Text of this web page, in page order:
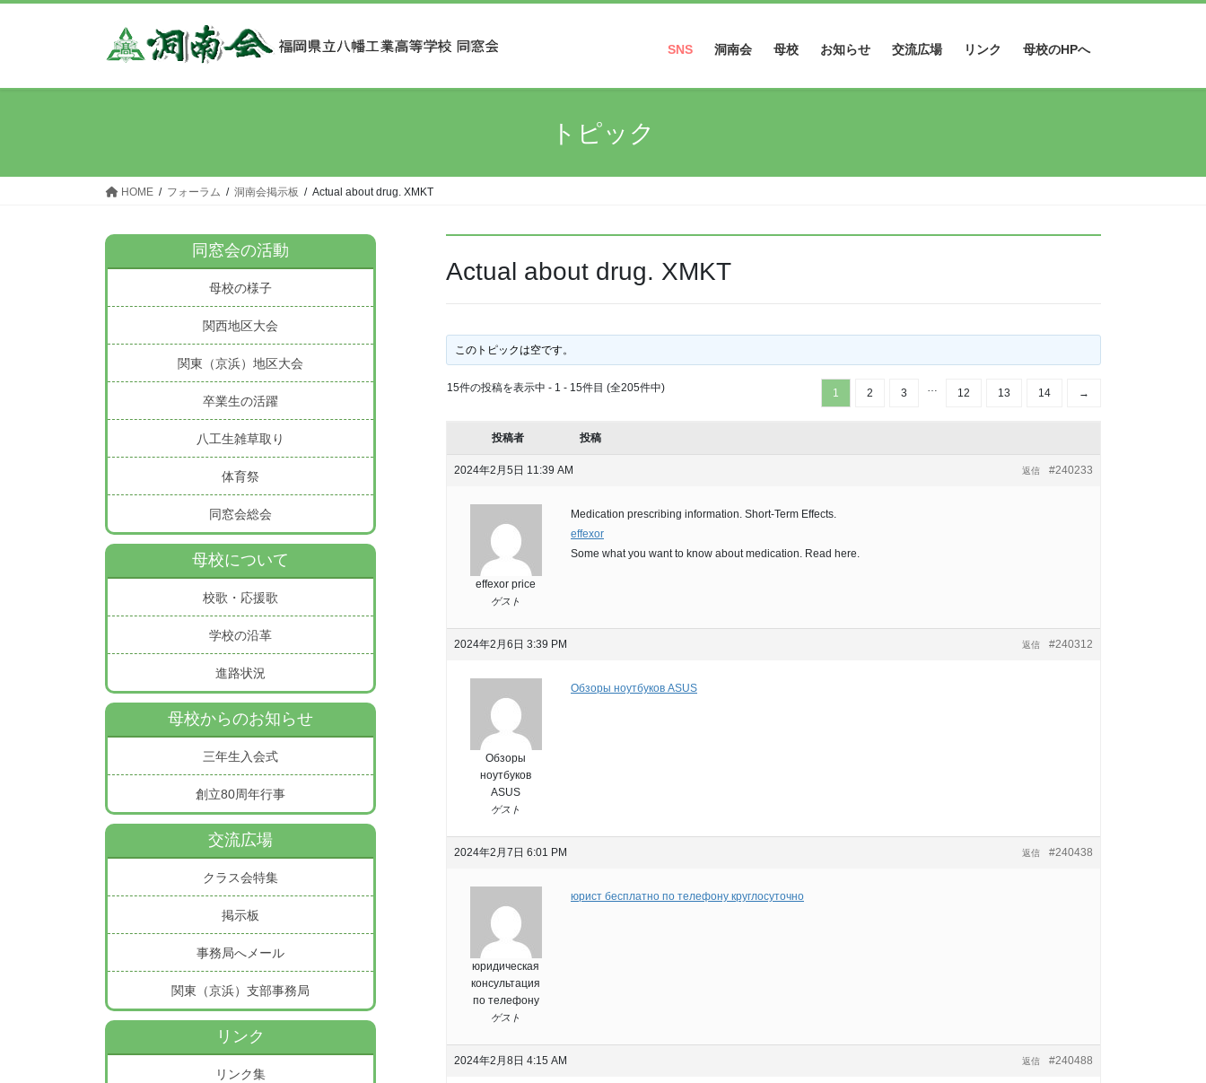
ッ
移
SNS
Facebook
Instagram
洞南会 母校 お知らせ 交流広場 リンク 母校のHPへ
トピック
HOME フォーラム 洞南会掲示板 Actual about drug. XMKT
Actual about drug. XMKT
このトピックは空です。
15件の投稿を表示中 - 1 - 15件目 (全205件中) 1 2 3 12 13 14 →
投稿者 投稿
2024年2月5日 11:39 AM #240233
返信
effexor price
ゲスト
Medication prescribing information. Short-Term Effects.
effexor
Some what you want to know about medication. Read here.
2024年2月6日 3:39 PM #240312
返信
Обзоры
ноутбуков
ASUS
ゲスト
Обзоры ноутбуков ASUS
2024年2月7日 6:01 PM #240438
返信
юридическая
консультация
по телефону
ゲスト
юрист бесплатно по телефону круглосуточно
2024年2月8日 4:15 AM #240488
返信
同窓会の活動
母校の様子
関西地区大会
関東（京浜）地区大会
卒業生の活躍
八工生雑草取り
体育祭
同窓会総会
母校について
校歌・応援歌
学校の沿革
進路状況
母校からのお知らせ
三年生入会式
創立80周年行事
交流広場
クラス会特集
掲示板
事務局へメール
関東（京浜）支部事務局
リンク
リンク集